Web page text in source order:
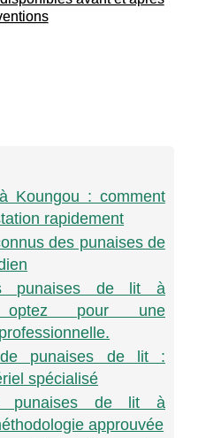
Koungou : comment
rapidement
des punaises de
punaises de lit à
pour une
de punaises de lit :
spécialisé
punaises de lit à
approuvée